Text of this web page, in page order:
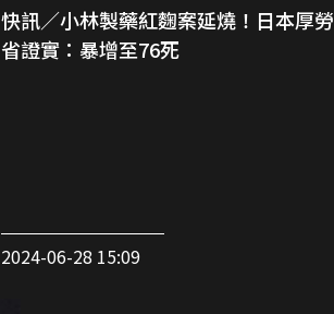
快訊／小林製藥紅麴案延燒！日本厚勞
省證實：暴增至76死
2024-06-28 15:09